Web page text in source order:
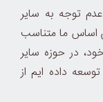
توجه به سایر
اساس ما متناسب
در حوزه سایر
داده ایم از